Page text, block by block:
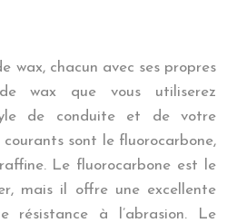
wax, chacun avec ses propres
wax que vous utiliserez
de conduite et de votre
sont le fluorocarbone,
Le fluorocarbone est le
mais il offre une excellente
résistance à l’abrasion. Le